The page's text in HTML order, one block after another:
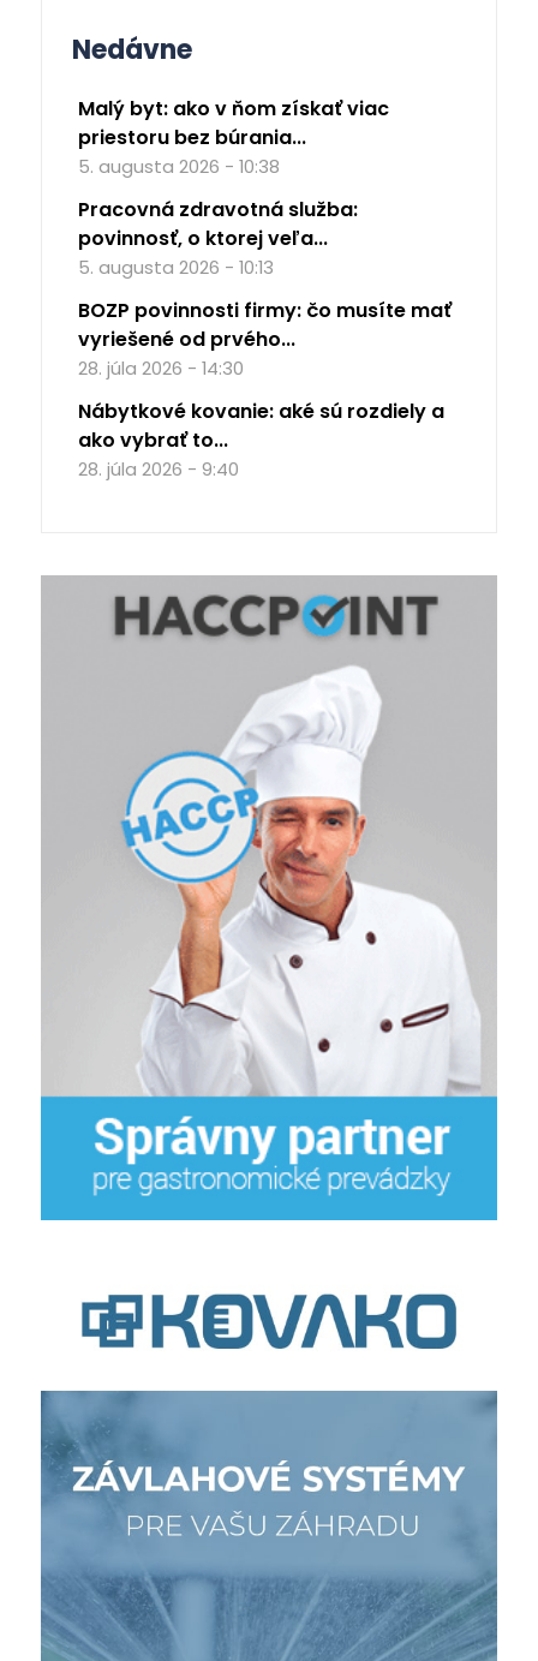
Nedávne
Malý byt: ako v ňom získať viac
priestoru bez búrania...
5. augusta 2026 - 10:38
Pracovná zdravotná služba:
povinnosť, o ktorej veľa...
5. augusta 2026 - 10:13
BOZP povinnosti firmy: čo musíte mať
vyriešené od prvého...
28. júla 2026 - 14:30
Nábytkové kovanie: aké sú rozdiely a
ako vybrať to...
28. júla 2026 - 9:40